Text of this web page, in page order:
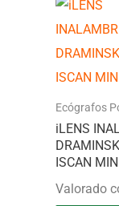
Ecógrafos
iLENS
ISCAN
Valorado